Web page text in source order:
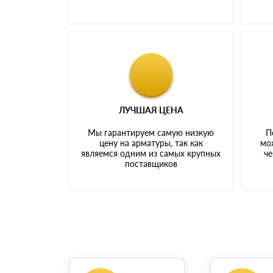
ЛУЧШАЯ ЦЕНА
Мы гарантируем самую низкую
цену на арматуры, так как
являемся одним из самых крупных
поставщиков